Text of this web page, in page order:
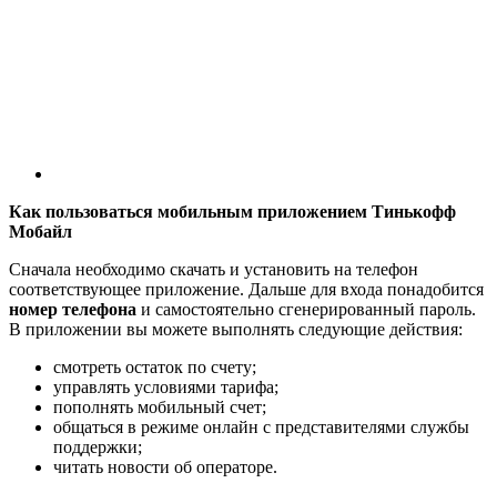
Как пользоваться мобильным приложением Тинькофф
Мобайл
Сначала необходимо скачать и установить на телефон
соответствующее приложение. Дальше для входа понадобится
номер телефона и самостоятельно сгенерированный пароль.
В приложении вы можете выполнять следующие действия:
смотреть остаток по счету;
управлять условиями тарифа;
пополнять мобильный счет;
общаться в режиме онлайн с представителями службы
поддержки;
читать новости об операторе.